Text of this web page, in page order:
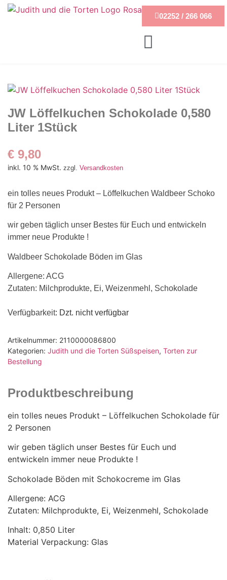
02252 / 266 066
JW Löffelkuchen Schokolade 0,580
Liter 1Stück
€ 9,80
inkl. 10 % MwSt. zzgl. Versandkosten
ein tolles neues Produkt – Löffelkuchen Waldbeer Schoko
für 2 Personen
wir geben täglich unser Bestes für Euch und entwickeln
immer neue Produkte !
Waldbeer Schokolade Böden im Glas
Allergene: ACG
Zutaten: Milchprodukte, Ei, Weizenmehl, Schokolade
Verfügbarkeit: Dzt. nicht verfügbar
Artikelnummer: 2110000086800
Kategorien: Judith und die Torten Süßspeisen, Torten zur
Bestellung
Produktbeschreibung
ein tolles neues Produkt – Löffelkuchen Schokolade für
2 Personen
wir geben täglich unser Bestes für Euch und
entwickeln immer neue Produkte !
Schokolade Böden mit Schokocreme im Glas
Allergene: ACG
Zutaten: Milchprodukte, Ei, Weizenmehl, Schokolade
Inhalt: 0,850 Liter
Material Verpackung: Glas